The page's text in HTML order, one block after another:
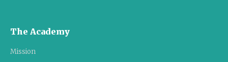
The Academy
Mission